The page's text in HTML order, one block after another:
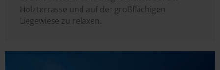
Holzterrasse und auf der großflächigen
Liegewiese zu relaxen.